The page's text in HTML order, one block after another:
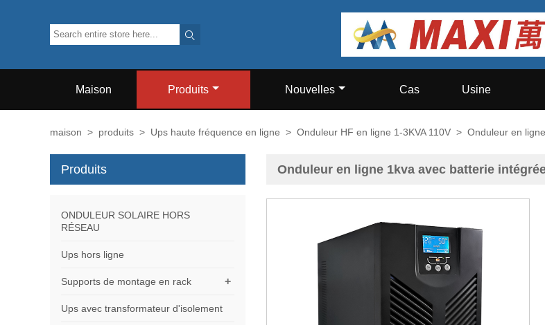

Maison Produits Nouvelles Cas Usine
maison > produits > Ups haute fréquence en ligne > Onduleur HF en ligne 1-3KVA 110V > Onduleur en
Onduleur en ligne 1kva avec batterie
Produits
ONDULEUR SOLAIRE HORS
RÉSEAU
Ups hors ligne
+
Supports de montage en rack
Ups avec transformateur d'isolement